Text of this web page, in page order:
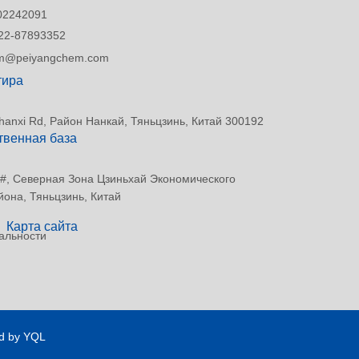
87893352
Rd, Район Нанкай, Тяньцзинь, Китай 300192
база
Северная Зона Цзиньхай Экономического
Тяньцзинь, Китай
Карта сайта
by YQL